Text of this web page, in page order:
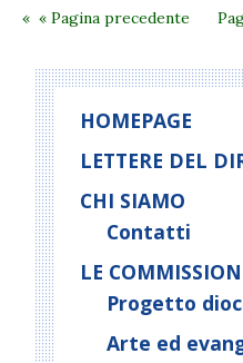
« Pagina precedente
HOMEPAGE
LETTERE DEL
CHI SIAMO
Contatti
LE
Progetto
Arte ed